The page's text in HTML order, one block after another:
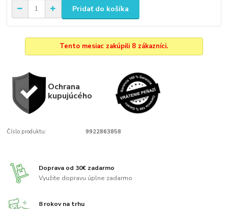
Pridať do košíka
Tento mesiac zakúpili 8 zákazníci.
Ochrana
kupujúcého
Číslo produktu: 9922863858
Doprava od 30€ zadarmo
Využite dopravu úplne zadarmo
8 rokov na trhu